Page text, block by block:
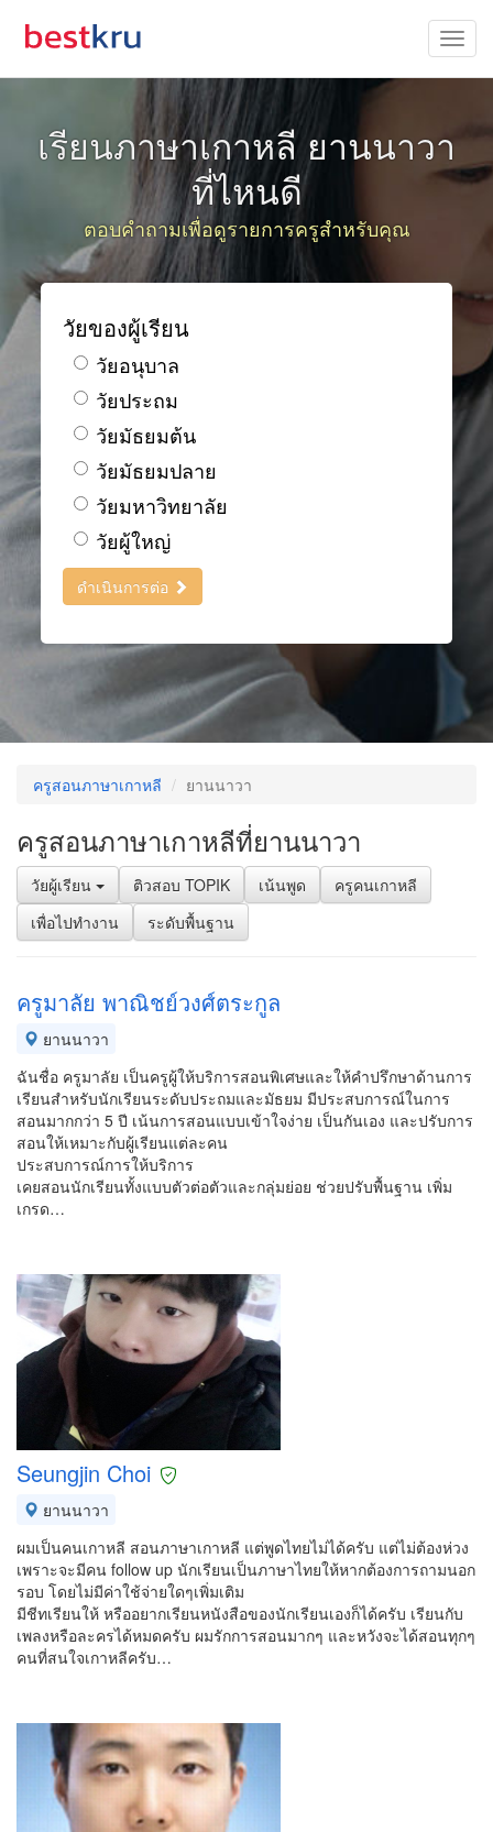
เรียนภาษาเกาหลี ยานนาวา
ที่ไหนดี
ตอบคำถามเพื่อดูรายการครูสำหรับคุณ
วัยของผู้เรียน
วัยอนุบาล
วัยประถม
วัยมัธยมต้น
วัยมัธยมปลาย
วัยมหาวิทยาลัย
วัยผู้ใหญ่
ดำเนินการต่อ
ครูสอนภาษาเกาหลี ยานนาวา
ครูสอนภาษาเกาหลีที่ยานนาวา
วัยผู้เรียน ติวสอบ TOPIK เน้นพูด
ครูคนเกาหลี
เพื่อไปทำงาน
ระดับพื้นฐาน
ครูมาลัย พาณิชย์วงศ์ตระกูล
ยานนาวา
ฉันชื่อ ครูมาลัย เป็นครูผู้ให้บริการสอนพิเศษและให้คำปรึกษาด้านการ
เรียนสำหรับนักเรียนระดับประถมและมัธยม มีประสบการณ์ในการ
สอนมากกว่า 5 ปี เน้นการสอนแบบเข้าใจง่าย เป็นกันเอง และปรับการ
สอนให้เหมาะกับผู้เรียนแต่ละคน
ประสบการณ์การให้บริการ
เคยสอนนักเรียนทั้งแบบตัวต่อตัวและกลุ่มย่อย ช่วยปรับพื้นฐาน เพิ่ม
เกรด…
Seungjin Choi
ยานนาวา
ผมเป็นคนเกาหลี สอนภาษาเกาหลี แต่พูดไทยไม่ได้ครับ แต่ไม่ต้องห่วง
เพราะจะมีคน follow up นักเรียนเป็นภาษาไทยให้หากต้องการถามนอก
รอบ โดยไม่มีค่าใช้จ่ายใดๆเพิ่มเติม
มีชีทเรียนให้ หรืออยากเรียนหนังสือของนักเรียนเองก็ได้ครับ เรียนกับ
เพลงหรือละครได้หมดครับ ผมรักการสอนมากๆ และหวังจะได้สอนทุกๆ
คนที่สนใจเกาหลีครับ…